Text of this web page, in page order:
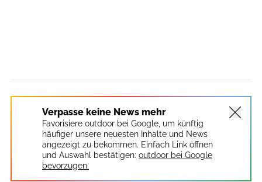
Verpasse keine News mehr
Favorisiere outdoor bei Google, um künftig
häufiger unsere neuesten Inhalte und News
angezeigt zu bekommen. Einfach Link öffnen
und Auswahl bestätigen: outdoor bei Google
bevorzugen.